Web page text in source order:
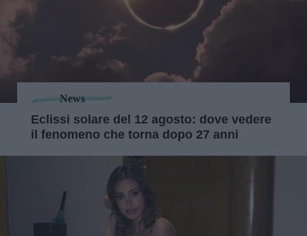
News
Eclissi solare del 12 agosto: dove vedere
il fenomeno che torna dopo 27 anni